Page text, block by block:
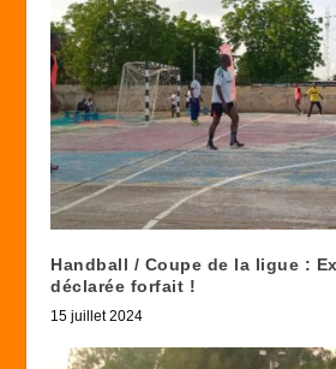
Handball / Coupe de la ligue :
déclarée forfait !
15 juillet 2024